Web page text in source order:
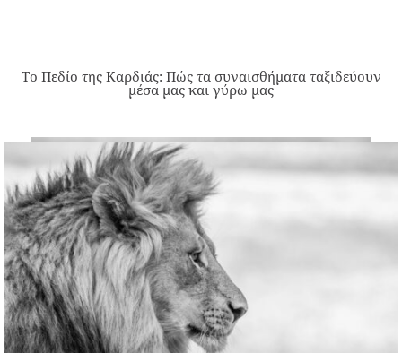
Το Πεδίο της Καρδιάς: Πώς τα συναισθήματα ταξιδεύουν
μέσα μας και γύρω μας